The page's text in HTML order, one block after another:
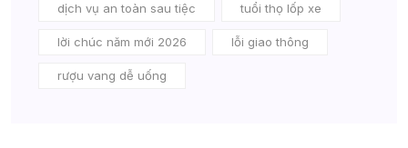
dịch vụ an toàn sau tiệc tuổi thọ lốp xe
lời chúc năm mới 2026 lỗi giao thông
rượu vang dễ uống